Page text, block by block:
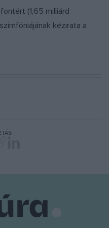
(1,65 milliárd
kézirata a